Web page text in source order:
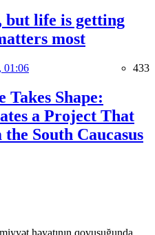
but life is getting
most
01:06 433
Takes Shape:
a Project That
South Caucasus